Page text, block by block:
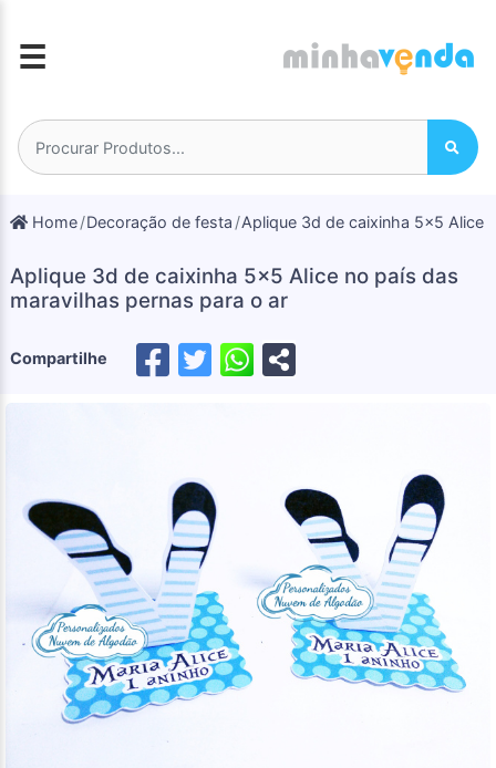
☰
Home Decoração de festa Aplique 3d de caixinha 5x5 Alice
Aplique 3d de caixinha 5x5 Alice no país das
maravilhas pernas para o ar
Compartilhe